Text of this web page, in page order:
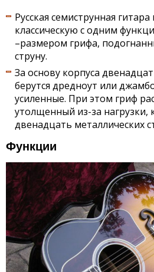
Русская семиструнная
классическую с одним
–размером грифа,
струну.
За основу корпуса
берутся дредноут или
усиленные. При этом гриф
утолщенный из-за нагрузки,
двенадцать металлических
Функции